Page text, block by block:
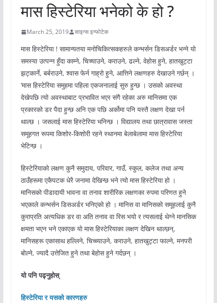
मास हिस्टेरिया भनेको के हो ?
March 25, 2019 साइन्स इन्फोटेक
मास हिस्टेरिया ! सामान्यतया मनोचिकित्सकहरुले कन्भर्सन डिसअर्डर भन्ने यो
समस्या उत्पन्न हुँदा काम्ने, चिच्याउने, कराउने, ढल्ने, वेहोस हुने, हातखुट्टा
झट्कार्ने, बर्बराउने, श्वास फेर्न गाह्रो हुने, आत्तिने लक्षणहरु देखाउने गर्छन् ।
‘मास हिस्टेरिया समुहमा पहिला एकजनालाई सुरु हुन्छ । उसको अवस्था
देखेपछि त्यो अवस्थाबाट प्रभावित भएर संगै रहेका अरु मानिसमा एक
प्रकारको डर पैदा हुन्छ अनि एक पछि अर्कोमा पनि यस्तै लक्षण देखा पर्न
थाल्छ । जसलाई मास हिस्टेरिया भनिन्छ । विद्यालय तथा छात्रावास जस्ता
समूहगत रूपमा किशोर-किशोरी रहने स्थानमा बेलाबेलामा मास हिस्टेरिया
भेटिन्छ ।
हिस्टेरियाको लक्षण कुनै समुदाय, परिवार, गाउँ, स्कुल, कलेज तथा अन्य
ठाउँहरूमा एकैपटक धेरै जनामा देखिन्छ भने त्यो मास हिस्टेरिया हो ।
मानिसको पीडादायी भावना वा तनाव शारीरिक लक्षणका रुपमा परिणत हुने
भएकाले कन्भर्सन डिसअर्डर भनिएको हो । मानिस वा मानिसको समूहलाई कुनै
कुराप्रति अत्यधिक डर वा अति तनाव वा रिस भयो र त्यसलाई थेग्ने मानसिक
क्षमता भएन भने एकाएक यो मास हिस्टेरियाका लक्षण देखिन थाल्छन्,
मानिसहरू एकासाथ हल्लिने, चिच्च्याउने, कराउने, हातखुट्टा फाल्ने, मनपरी
बोल्ने, ज्यादै उत्तेजित हुने तथा बेहोस हुने गर्दछन् ।
यो पनि पढ्नुहोस्
हिस्टेरिया र यसको कारणहरु